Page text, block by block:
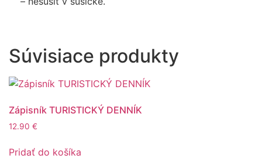
Súvisiace produkty
Zápisník TURISTICKÝ DENNÍK
12.90 €
Pridať do košíka